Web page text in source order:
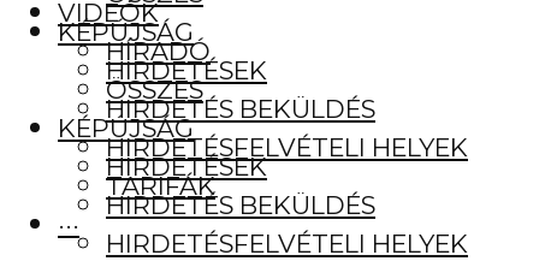
KÉPÚJSÁG
HIRDETÉSEK
HIRDETÉS BEKÜLDÉS
HIRDETÉSFELVÉTELI HELYEK
TARIFÁK
···
VIDEÓK
HÍRADÓ
ÖSSZES
KÉPÚJSÁG
HIRDETÉSEK
HIRDETÉS BEKÜLDÉS
HIRDETÉSFELVÉTELI HELYEK